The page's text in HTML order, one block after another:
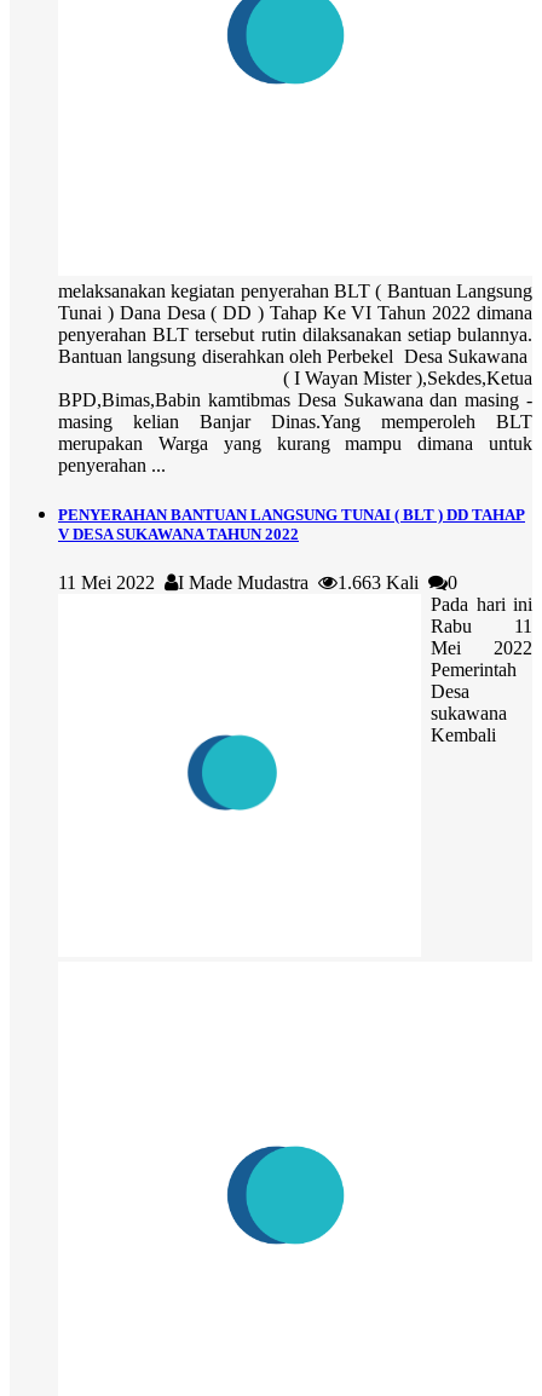
melaksanakan kegiatan penyerahan BLT ( Bantuan Langsung
Tunai ) Dana Desa ( DD ) Tahap Ke VI Tahun 2022 dimana
penyerahan BLT tersebut rutin dilaksanakan setiap bulannya.
Bantuan langsung diserahkan oleh Perbekel Desa Sukawana
( I Wayan Mister ),Sekdes,Ketua
BPD,Bimas,Babin kamtibmas Desa Sukawana dan masing -
masing kelian Banjar Dinas.Yang memperoleh BLT
merupakan Warga yang kurang mampu dimana untuk
penyerahan ...
PENYERAHAN BANTUAN LANGSUNG TUNAI ( BLT ) DD TAHAP
V DESA SUKAWANA TAHUN 2022
11 Mei 2022 I Made Mudastra 1.663 Kali
0
Pada hari ini
Rabu 11
Mei 2022
Pemerintah
Desa
sukawana
Kembali